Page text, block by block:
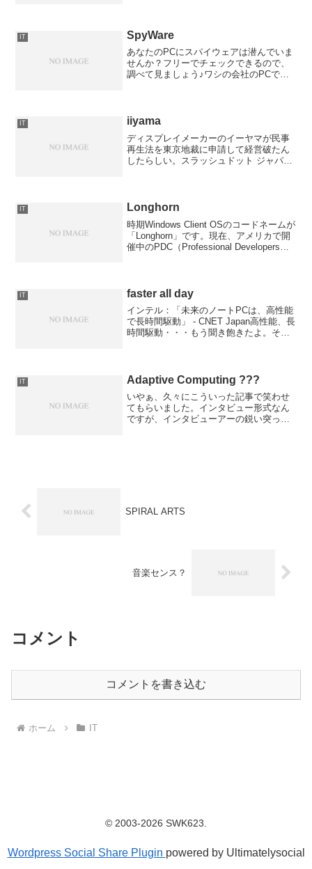
界で大き...
IT SpyWare
あなたのPCにスパイウェアは潜んでいま
せんか？フリーでチェックできるので、
調べて見ましょう♪ワシの会社のPCでチ
除...
IT iiyama
ディスプレイメーカーのイーヤマが民事
再生法を東京地裁に申請して経営破たん
したらしい。スラッシュドット ジャパン
リバリの現役...
IT Longhorn
時期Windows Client OSのコードネームが
「Longhorn」です。現在、アメリカで開
催中のPDC（Professional Developers
IT faster all day
インテル：「未来のノートPCは、高性能
で長時間駆動」 - CNET Japan高性能、長
時間駆動・・・もう聞き飽きたよ。そん
う・・・
IT Adaptive Computing ???
いやぁ、久々にこういった記事で笑わせ
てもらいました。インタビュー形式なん
ですが、インタビューアーの鋭い突っ込
SPIRAL ARTS
音楽センス？
コメント
コメントを書き込む
ホーム IT
© 2003-2026 SWK623.
Wordpress Social Share Plugin powered by Ultimatelysocial